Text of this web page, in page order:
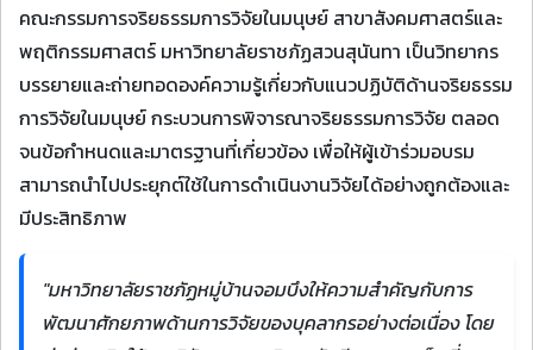
คณะกรรมการจริยธรรมการวิจัยในมนุษย์ สาขาสังคมศาสตร์และ
พฤติกรรมศาสตร์ มหาวิทยาลัยราชภัฏสวนสุนันทา เป็นวิทยากร
บรรยายและถ่ายทอดองค์ความรู้เกี่ยวกับแนวปฏิบัติด้านจริยธรรม
การวิจัยในมนุษย์ กระบวนการพิจารณาจริยธรรมการวิจัย ตลอด
จนข้อกำหนดและมาตรฐานที่เกี่ยวข้อง เพื่อให้ผู้เข้าร่วมอบรม
สามารถนำไปประยุกต์ใช้ในการดำเนินงานวิจัยได้อย่างถูกต้องและ
มีประสิทธิภาพ
"มหาวิทยาลัยราชภัฏหมู่บ้านจอมบึงให้ความสำคัญกับการ
พัฒนาศักยภาพด้านการวิจัยของบุคลากรอย่างต่อเนื่อง โดย